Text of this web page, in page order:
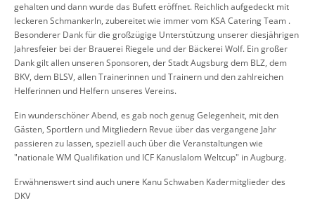
gehalten und dann wurde das Bufett eröffnet. Reichlich aufgedeckt mit
leckeren Schmankerln, zubereitet wie immer vom KSA Catering Team .
Besonderer Dank für die großzügige Unterstützung unserer diesjährigen
Jahresfeier bei der Brauerei Riegele und der Bäckerei Wolf. Ein großer
Dank gilt allen unseren Sponsoren, der Stadt Augsburg dem BLZ, dem
BKV, dem BLSV, allen Trainerinnen und Trainern und den zahlreichen
Helferinnen und Helfern unseres Vereins.
Ein wunderschöner Abend, es gab noch genug Gelegenheit, mit den
Gästen, Sportlern und Mitgliedern Revue über das vergangene Jahr
passieren zu lassen, speziell auch über die Veranstaltungen wie
"nationale WM Qualifikation und ICF Kanuslalom Weltcup" in Augburg.
Erwähnenswert sind auch unere Kanu Schwaben Kadermitglieder des
DKV